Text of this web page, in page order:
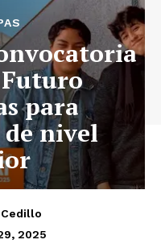
Futuro
para
nivel
2025